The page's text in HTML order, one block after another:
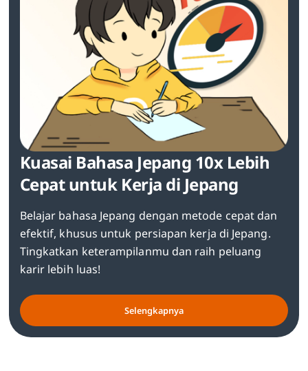
Kuasai Bahasa Jepang 10x Lebih
Cepat untuk Kerja di Jepang
Belajar bahasa Jepang dengan metode cepat dan
efektif, khusus untuk persiapan kerja di Jepang.
Tingkatkan keterampilanmu dan raih peluang
karir lebih luas!
Selengkapnya